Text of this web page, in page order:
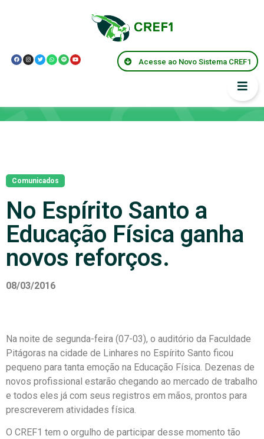
Acesse ao Novo Sistema CREF1
Comunicados
No Espírito Santo a
Educação Física ganha
novos reforços.
08/03/2016
Na noite de segunda-feira (07-03), o auditório da Faculdade
Pitágoras na cidade de Linhares no Espírito Santo ficou
pequeno para tanta emoção na Educação Física. Dezenas de
novos profissional estarão chegando ao mercado de trabalho
e todos eles já com seus registros em mãos, prontos para
prescreverem atividades física.
O CREF1 tem o orgulho de participar desse momento tão